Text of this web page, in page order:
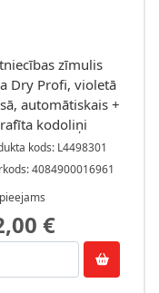
zīmulis
Dry Profi, violetā
automātiskais +
kodoliņi
kods: L4498301
4084900016961
€